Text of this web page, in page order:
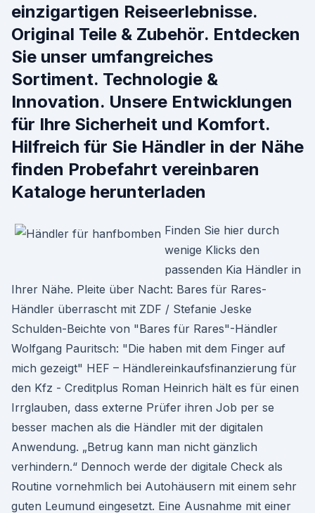
einzigartigen Reiseerlebnisse.
Original Teile & Zubehör. Entdecken
Sie unser umfangreiches
Sortiment. Technologie &
Innovation. Unsere Entwicklungen
für Ihre Sicherheit und Komfort.
Hilfreich für Sie Händler in der Nähe
finden Probefahrt vereinbaren
Kataloge herunterladen
Finden Sie hier durch
wenige Klicks den
passenden Kia Händler in
Ihrer Nähe. Pleite über Nacht: Bares für Rares-
Händler überrascht mit ZDF / Stefanie Jeske
Schulden-Beichte von "Bares für Rares"-Händler
Wolfgang Pauritsch: "Die haben mit dem Finger auf
mich gezeigt" HEF – Händlereinkaufsfinanzierung für
den Kfz - Creditplus Roman Heinrich hält es für einen
Irrglauben, dass externe Prüfer ihren Job per se
besser machen als die Händler mit der digitalen
Anwendung. „Betrug kann man nicht gänzlich
verhindern.“ Dennoch werde der digitale Check als
Routine vornehmlich bei Autohäusern mit einem sehr
guten Leumund eingesetzt. Eine Ausnahme mit einer